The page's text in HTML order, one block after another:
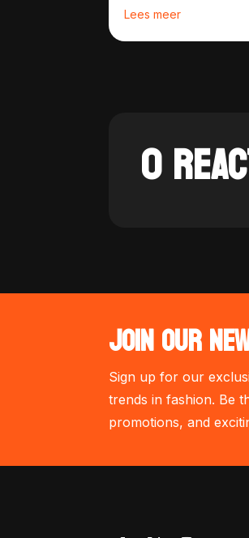
Lees meer
0
JOIN OUR
Sign up for our
trends in fashion. Be
promotions, and